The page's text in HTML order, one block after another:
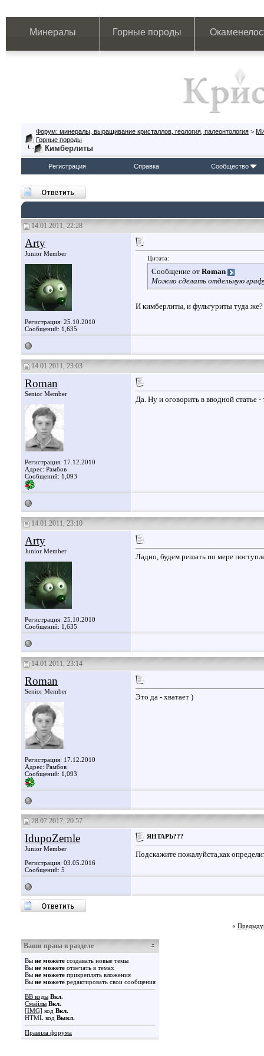
Минералы Горные породы
Форум: минералы, выращивание кристаллов, геология, палеонтология >
Горные породы
Кимберлиты
Регистрация Справка Сообщество
14.01.2011, 22:28
Arty
Junior Member
Регистрация: 25.10.2010
Сообщений: 1,635
Цитата:
Сообщение от Roman
Можно сделать отдельную
И кимберлиты, и фульгуриты туда же?
14.01.2011, 23:03
Roman
Senior Member
Регистрация: 17.12.2010
Адрес: Рамбов
Сообщений: 1,093
Да. Ну и оговорить в вводной статье -
14.01.2011, 23:10
Arty
Junior Member
Регистрация: 25.10.2010
Сообщений: 1,635
Ладно, будем решать по мере
14.01.2011, 23:14
Roman
Senior Member
Регистрация: 17.12.2010
Адрес: Рамбов
Сообщений: 1,093
Это да - хватает )
28.07.2017, 20:57
IdupoZemle
Junior Member
Регистрация: 03.05.2016
Сообщений: 5
ЯНТАРЬ???
Подскажите пожалуйста,как
«
Ваши права в разделе
Вы не можете создавать новые темы
Вы не можете отвечать в темах
Вы не можете прикреплять вложения
Вы не можете редактировать свои сообщения
BB коды Вкл.
Смайлы Вкл.
[IMG] код Вкл.
HTML код Выкл.
Правила форума